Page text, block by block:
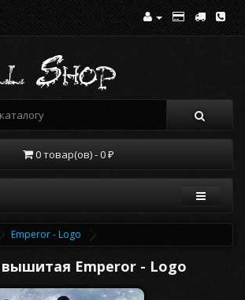
0 товар(ов) - 0 ₽
Emperor - Logo
Emperor - Logo